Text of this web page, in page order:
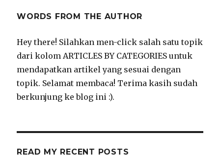
WORDS FROM THE AUTHOR
Hey there! Silahkan men-click salah satu topik
dari kolom ARTICLES BY CATEGORIES untuk
mendapatkan artikel yang sesuai dengan
topik. Selamat membaca! Terima kasih sudah
berkunjung ke blog ini :).
READ MY RECENT POSTS